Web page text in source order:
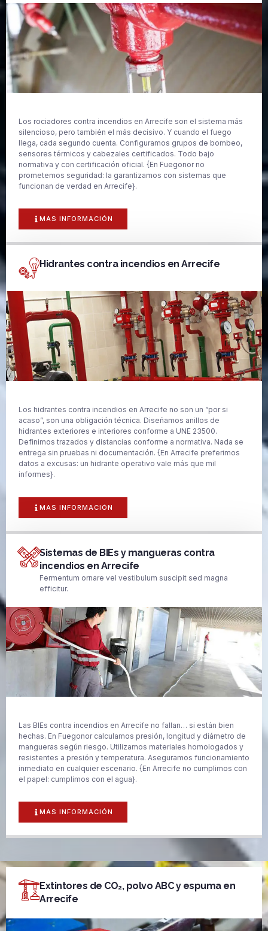
Los rociadores contra incendios en Arrecife son el sistema más
silencioso, pero también el más decisivo. Y cuando el fuego
llega, cada segundo cuenta. Configuramos grupos de bombeo,
sensores térmicos y cabezales certificados. Todo bajo
normativa y con certificación oficial. {En Fuegonor no
prometemos seguridad: la garantizamos con sistemas que
funcionan de verdad en Arrecife}.
MAS INFORMACIÓN
Hidrantes contra incendios en Arrecife
Los hidrantes contra incendios en Arrecife no son un “por si
acaso”, son una obligación técnica. Diseñamos anillos de
hidrantes exteriores e interiores conforme a UNE 23500.
Definimos trazados y distancias conforme a normativa. Nada se
entrega sin pruebas ni documentación. {En Arrecife preferimos
datos a excusas: un hidrante operativo vale más que mil
informes}.
MAS INFORMACIÓN
Sistemas de BIEs y mangueras contra
incendios en Arrecife
Fermentum ornare vel vestibulum suscipit sed magna
efficitur.
Las BIEs contra incendios en Arrecife no fallan… si están bien
hechas. En Fuegonor calculamos presión, longitud y diámetro de
mangueras según riesgo. Utilizamos materiales homologados y
resistentes a presión y temperatura. Aseguramos funcionamiento
inmediato en cualquier escenario. {En Arrecife no cumplimos con
el papel: cumplimos con el agua}.
MAS INFORMACIÓN
Extintores de CO₂, polvo ABC y espuma en
Arrecife